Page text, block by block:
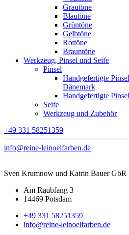
Grautöne
Blautöne
Grüntöne
Gelbtöne
Rottöne
Brauntöne
Werkzeug, Pinsel und Seife
Pinsel
Handgefertigte
Dänemark
Handgefertigte
Seife
Werkzeug und Zubehör
+49 331 58251359
info@reine-leinoelfarben.de
Sven Krumnow und Katrin Bauer GbR
Am Raubfang 3
14469 Potsdam
+49 331 58251359
info@reine-leinoelfarben.de